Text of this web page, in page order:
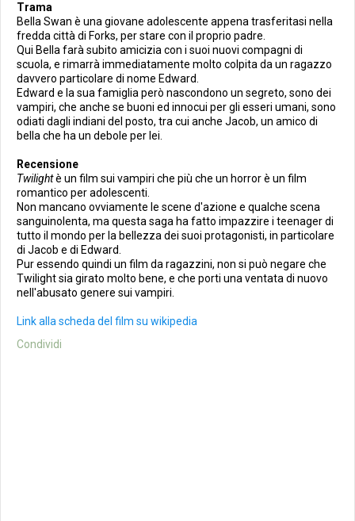
Trama
Bella Swan è una giovane adolescente appena trasferitasi nella
fredda città di Forks, per stare con il proprio padre.
Qui Bella farà subito amicizia con i suoi nuovi compagni di
scuola, e rimarrà immediatamente molto colpita da un ragazzo
davvero particolare di nome Edward.
Edward e la sua famiglia però nascondono un segreto, sono dei
vampiri, che anche se buoni ed innocui per gli esseri umani, sono
odiati dagli indiani del posto, tra cui anche Jacob, un amico di
bella che ha un debole per lei.
Recensione
Twilightè un film sui vampiri che più che un horror è un film
romantico per adolescenti.
Non mancano ovviamente le scene d'azione e qualche scena
sanguinolenta, ma questa saga ha fatto impazzire i teenager di
tutto il mondo per la bellezza dei suoi protagonisti, in particolare
di Jacob e di Edward.
Pur essendo quindi un film da ragazzini, non si può negare che
Twilight sia girato molto bene, e che porti una ventata di nuovo
nell'abusato genere sui vampiri.
Link alla scheda del film su wikipedia
Condividi